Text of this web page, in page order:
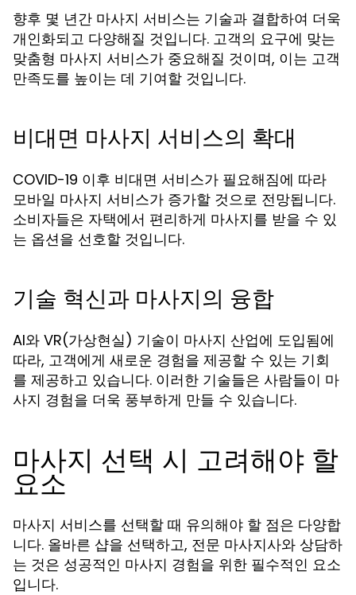
향후 몇 년간 마사지 서비스는 기술과 결합하여 더욱
개인화되고 다양해질 것입니다. 고객의 요구에 맞는
맞춤형 마사지 서비스가 중요해질 것이며, 이는 고객
만족도를 높이는 데 기여할 것입니다.
비대면 마사지 서비스의 확대
COVID-19 이후 비대면 서비스가 필요해짐에 따라
모바일 마사지 서비스가 증가할 것으로 전망됩니다.
소비자들은 자택에서 편리하게 마사지를 받을 수 있
는 옵션을 선호할 것입니다.
기술 혁신과 마사지의 융합
AI와 VR(가상현실) 기술이 마사지 산업에 도입됨에
따라, 고객에게 새로운 경험을 제공할 수 있는 기회
를 제공하고 있습니다. 이러한 기술들은 사람들이 마
사지 경험을 더욱 풍부하게 만들 수 있습니다.
마사지 선택 시 고려해야 할
요소
마사지 서비스를 선택할 때 유의해야 할 점은 다양합
니다. 올바른 샵을 선택하고, 전문 마사지사와 상담하
는 것은 성공적인 마사지 경험을 위한 필수적인 요소
입니다.